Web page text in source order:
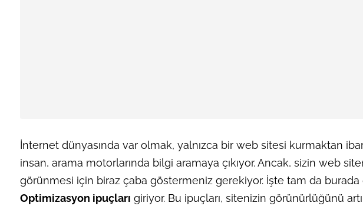
İnternet dünyasında var olmak, yalnızca bir web sitesi kurmaktan
insan, arama motorlarında bilgi aramaya çıkıyor. Ancak, sizin web
görünmesi için biraz çaba göstermeniz gerekiyor. İşte tam da
Optimizasyon ipuçları giriyor. Bu ipuçları, sitenizin görünürlüğünü